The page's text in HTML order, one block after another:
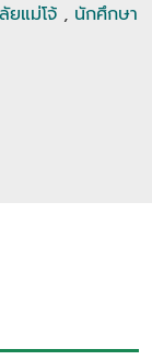
ยแม่โจ้ , นักศึกษา